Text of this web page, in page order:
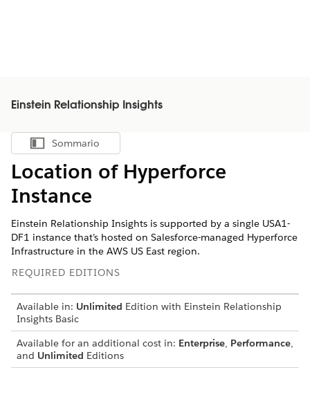
Einstein Relationship Insights
Mostra sommario
Sommario
Location of Hyperforce
Instance
Einstein Relationship Insights is supported by a single USA1-
DF1 instance that’s hosted on Salesforce-managed Hyperforce
Infrastructure in the AWS US East region.
REQUIRED EDITIONS
Available in: Unlimited Edition with Einstein Relationship
Insights Basic
Available for an additional cost in: Enterprise, Performance,
and Unlimited Editions